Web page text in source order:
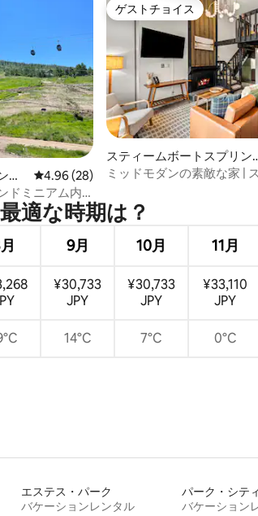
評価
。
グ
レビュー28件、5つ星中4.96つ星の平均
4.96 (28)
ドミニアム内
自転車
ゲストチョイス
ゲストチョイス
スティームボートスプリン
スのマンション・アパート
ミッドモダンの素敵な家 |
適⁠な時⁠期⁠は⁠？
9月 10月 11月
¥30,733
JPY
¥30,733
JPY
¥33,110
JPY
14°C 7°C 0°C
エステス・パーク
バケーションレンタル
パーク・シティ
バケーション